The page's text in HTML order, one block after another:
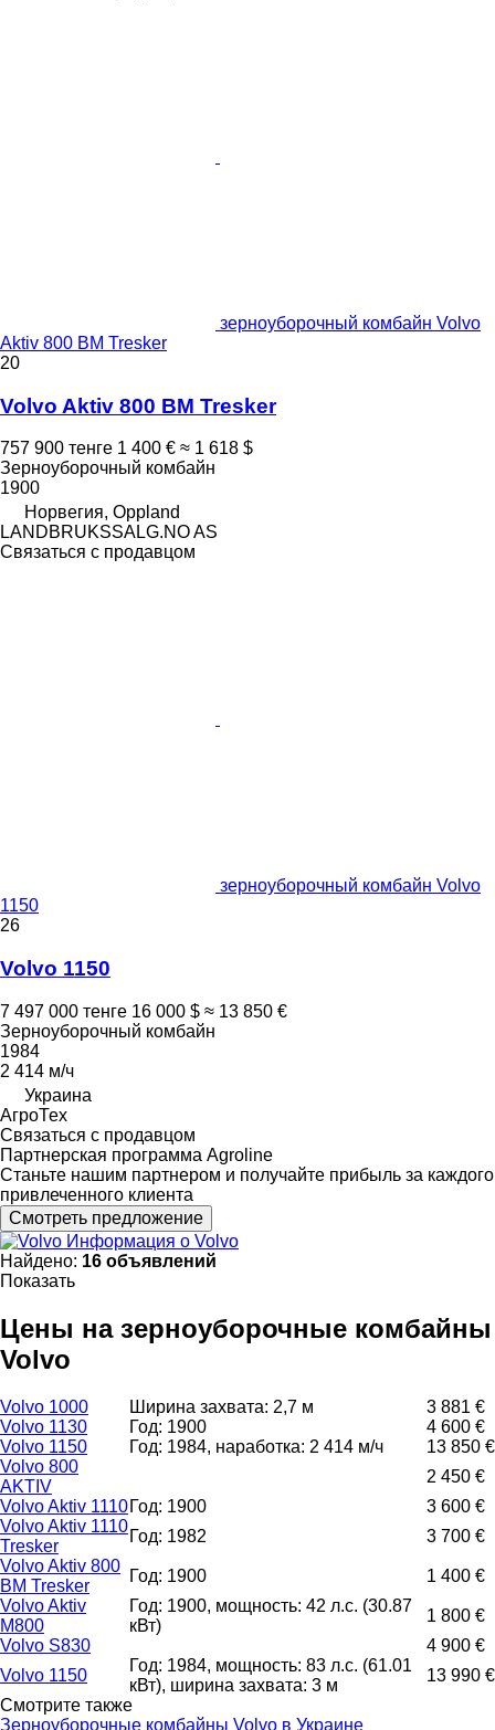
зерноуборочный комбайн Volvo
Aktiv 800 BM Tresker
20
Volvo Aktiv 800 BM Tresker
757 900 тенге 1 400 € ≈ 1 618 $
Зерноуборочный комбайн
1900
Норвегия, Oppland
LANDBRUKSSALG.NO AS
Связаться с продавцом
зерноуборочный комбайн Volvo
1150
26
Volvo 1150
7 497 000 тенге 16 000 $ ≈ 13 850 €
Зерноуборочный комбайн
1984
2 414 м/ч
Украина
АгроТех
Связаться с продавцом
Партнерская программа Agroline
Станьте нашим партнером и получайте прибыль за каждого
привлеченного клиента
Смотреть предложение
Информация о Volvo
Найдено: 16 объявлений
Показать
Цены на зерноуборочные комбайны
Volvo
Volvo 1000 Ширина захвата: 2,7 м
3 881 €
Volvo 1130
Год: 1900
4 600 €
Volvo 1150
Год: 1984, наработка: 2 414 м/ч
13 850 €
Volvo 800
AKTIV
2 450 €
Volvo Aktiv 1110Год: 1900
3 600 €
Volvo Aktiv 1110
Tresker
Год: 1982
3 700 €
Volvo Aktiv 800
BM Tresker
Год: 1900
1 400 €
Volvo Aktiv
M800
Год: 1900, мощность: 42 л.с. (30.87
кВт)
1 800 €
Volvo S830
4 900 €
Volvo 1150
Год: 1984, мощность: 83 л.с. (61.01
кВт), ширина захвата: 3 м
13 990 €
Смотрите также
Зерноуборочные комбайны Volvo в Украине